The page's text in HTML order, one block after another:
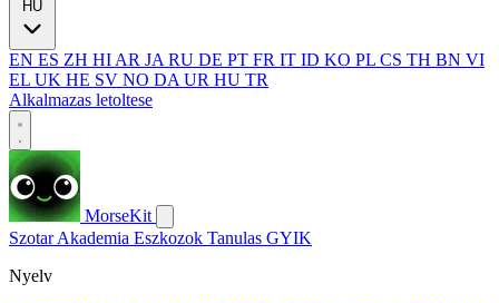
EN ES ZH HI AR JA RU DE PT FR IT ID KO PL CS TH BN VI
EL UK HE SV NO DA UR HU TR
Alkalmazas letoltese
MorseKit
SzotarAkademia Eszkozok Tanulas GYIK
Nyelv